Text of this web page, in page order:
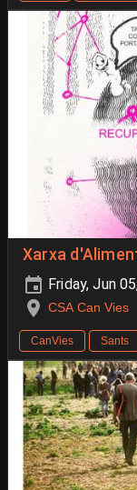
Xarxa
Friday, Jun
CSA Can Vies
CanVies Sants